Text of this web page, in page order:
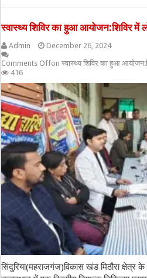
स्वास्थ्य शिविर का हुआ आयोजन:शिविर में
Admin
December 26, 2024
Comments Offon स्वास्थ्य शिविर का हुआ
416
सिंदुरिया(महराजगंज)विकास खंड मिठौरा क्षेत्र के